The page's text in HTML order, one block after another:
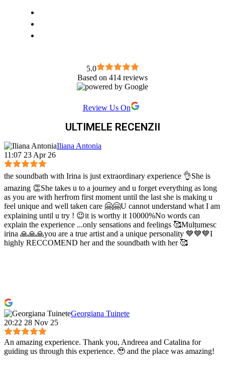
5.0
Based on 414 reviews
Review Us On
ULTIMELE RECENZII
Iliana Antonia
11:07 23 Apr 26
the soundbath with Irina is just extraordinary experience 👌She is
amazing 👏She takes u to a journey and u forget everything as long
as you are with herfrom first moment until the last she is making u
feel unique and well taken care 🤗🤗U cannot understand what I am
explaining until u try ! 😉it is worthy it 10000%No words can
explain the experience ...only sensations and feelings 🥰Mulțumesc
irina 🙏🙏🙏you are a true artist and a unique personality 💙💙💙I
highly RECCOMEND her and the soundbath with her 🥰
Georgiana Tuinete
20:22 28 Nov 25
An amazing experience. Thank you, Andreea and Catalina for
guiding us through this experience. 🥹 and the place was amazing!